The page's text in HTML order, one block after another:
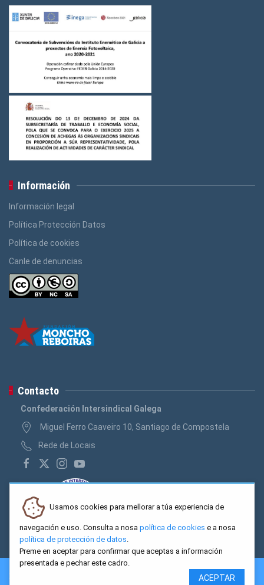
Información
Información legal
Política Protección Datos
Política de cookies
Canle de denuncias
Contacto
Confederación Intersindical Galega
Miguel Ferro Caaveiro 10, Santiago de Compostela
Rede de Locais
2026 CIG. Confederación Intersindical Galega - Miguel Ferro
Usamos cookies para mellorar a túa experiencia de
navegación e uso. Consulta a nosa política de cookies e a nosa
política de protección de datos.
Preme en aceptar para confirmar que aceptas a información
presentada e pechar este cadro.
ACEPTAR